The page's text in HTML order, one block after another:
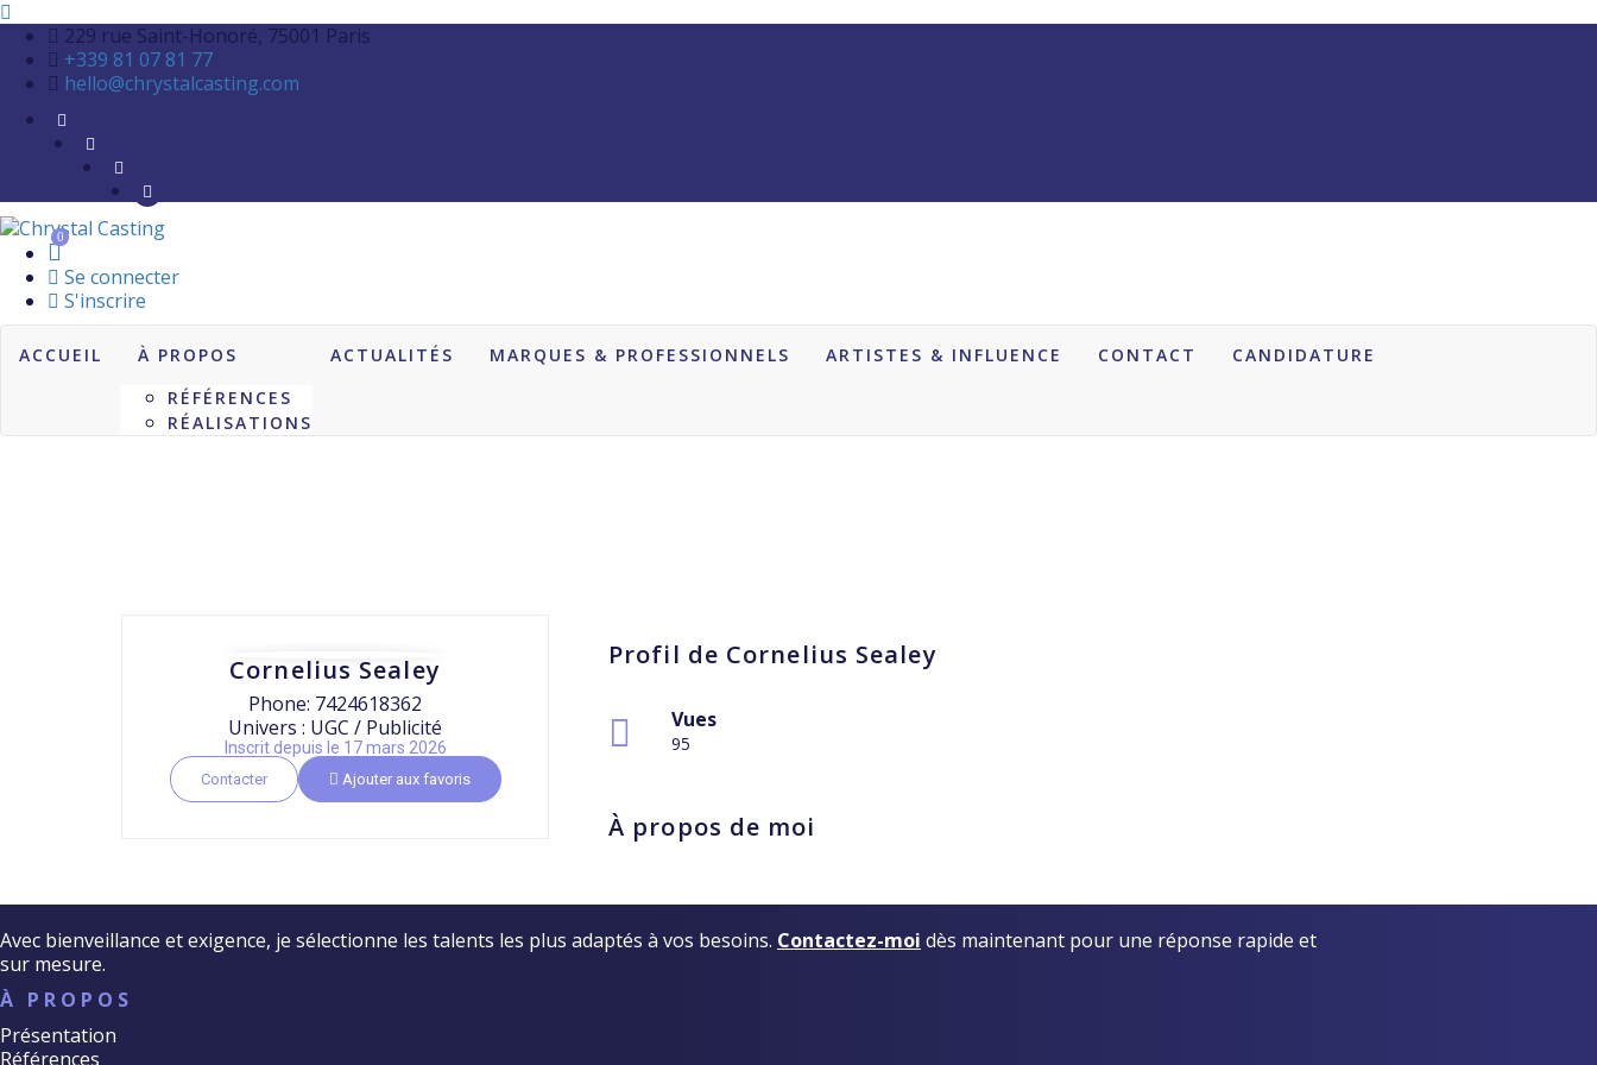
229 rue Saint-Honoré, 75001 Paris
+339 81 07 81 77
hello@chrystalcasting.com
0
Se connecter
S'inscrire
ACCUEIL
À PROPOS
RÉFÉRENCES
RÉALISATIONS
ACTUALITÉS MARQUES & PROFESSIONNELS ARTISTES & INFLUENCE CONTACT CANDIDATURE
Cornelius Sealey
Phone: 7424618362
Univers : UGC / Publicité
Inscrit depuis le 17 mars 2026
Contacter Ajouter aux favoris
Profil de Cornelius Sealey
Vues
95
À propos de moi
Avec bienveillance et exigence, je sélectionne les talents les plus adaptés à vos besoins. Contactez-moi dès maintenant pour une réponse rapide et
sur mesure.
À PROPOS
Présentation
Références